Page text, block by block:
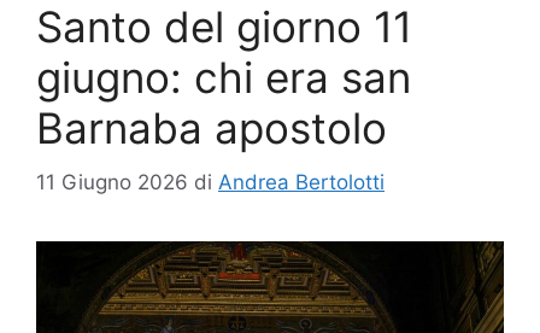
Santo del giorno 11
giugno: chi era san
Barnaba apostolo
11 Giugno 2026 di Andrea Bertolotti